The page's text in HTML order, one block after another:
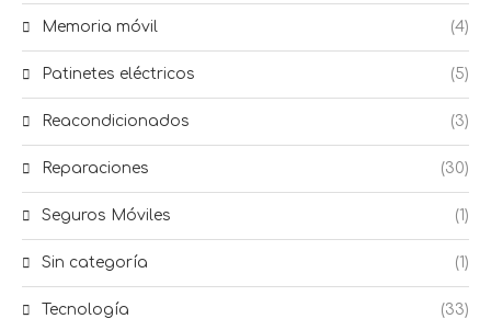
Memoria móvil (4)
Patinetes eléctricos (5)
Reacondicionados (3)
Reparaciones (30)
Seguros Móviles (1)
Sin categoría (1)
Tecnología (33)